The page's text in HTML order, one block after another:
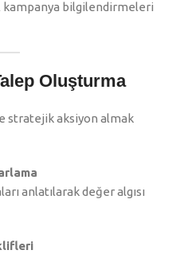
bilgilendirmeleri
Oluşturma
stratejik aksiyon almak
anlatılarak değer algısı